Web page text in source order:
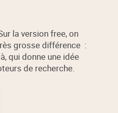
la version free, on
grosse différence :
qui donne une idée
de recherche.